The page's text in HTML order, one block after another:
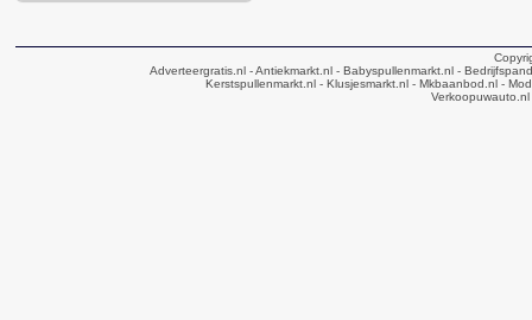
Adverteergratis.nl - Antiekmarkt.nl - Babyspullenmarkt.nl -
Kerstspullenmarkt.nl- Klusjesmarkt.nl- Mkbaanbod.nl-
Verkoopuwauto.nl